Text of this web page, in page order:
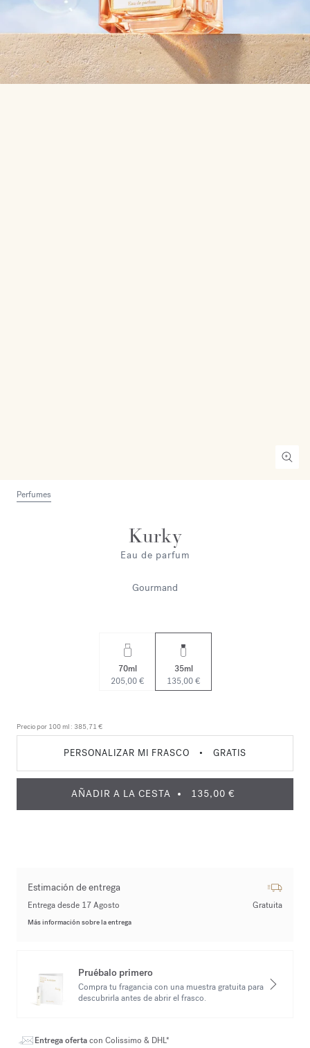
Perfumes
Kurky
Eau de parfum
Gourmand
70ml
205,00 €
35ml
135,00 €
Precio por 100 ml : 385,71 €
PERSONALIZAR MI FRASCO • GRATIS
AÑADIR A LA CESTA 135,00 €
Estimación de entrega
Entrega desde 17 Agosto Gratuita
Más información sobre la entrega
Pruébalo primero
Compra tu fragancia con una muestra gratuita para
descubrirla antes de abrir el frasco.
Entrega ofertacon Colissimo & DHL*